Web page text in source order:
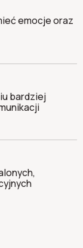
emocje oraz
bardziej